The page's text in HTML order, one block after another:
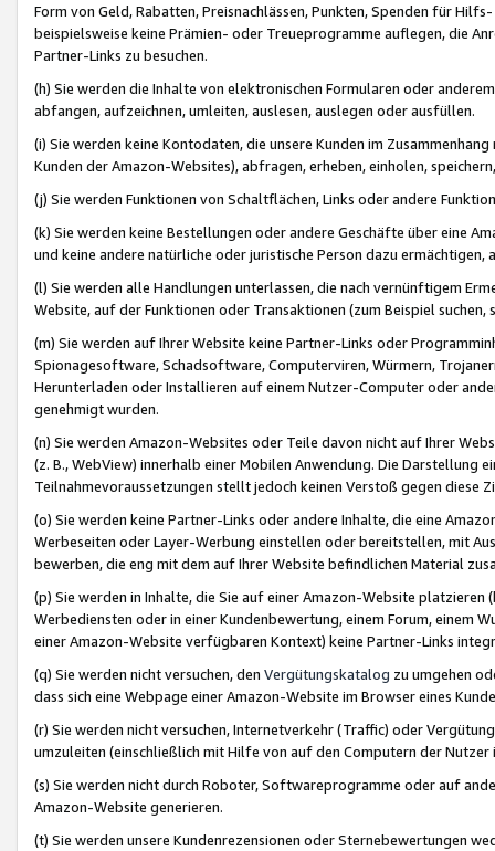
Form von Geld, Rabatten, Preisnachlässen, Punkten, Spenden für
beispielsweise keine Prämien- oder Treueprogramme auflegen, die
Partner-Links zu besuchen.
(h) Sie werden die Inhalte von elektronischen Formularen oder
abfangen, aufzeichnen, umleiten, auslesen, auslegen oder ausfüllen.
(i) Sie werden keine Kontodaten, die unsere Kunden im
Kunden der Amazon-Websites), abfragen, erheben, einholen,
(j) Sie werden Funktionen von Schaltflächen, Links oder andere
(k) Sie werden keine Bestellungen oder andere Geschäfte über eine
und keine andere natürliche oder juristische Person dazu
(l) Sie werden alle Handlungen unterlassen, die nach vernünftigem
Website, auf der Funktionen oder Transaktionen (zum Beispiel
(m) Sie werden auf Ihrer Website keine Partner-Links oder
Spionagesoftware, Schadsoftware, Computerviren, Würmern,
Herunterladen oder Installieren auf einem Nutzer-Computer oder
genehmigt wurden.
(n) Sie werden Amazon-Websites oder Teile davon nicht auf Ihrer
(z. B., WebView) innerhalb einer Mobilen Anwendung. Die Darstellung
Teilnahmevoraussetzungen stellt jedoch keinen Verstoß gegen diese
(o) Sie werden keine Partner-Links oder andere Inhalte, die eine
Werbeseiten oder Layer-Werbung einstellen oder bereitstellen, mit
bewerben, die eng mit dem auf Ihrer Website befindlichen Material
(p) Sie werden in Inhalte, die Sie auf einer Amazon-Website
Werbediensten oder in einer Kundenbewertung, einem Forum, einem
einer Amazon-Website verfügbaren Kontext) keine Partner-Links
(q) Sie werden nicht versuchen, den Vergütungskatalog zu umgehen
dass sich eine Webpage einer Amazon-Website im Browser eines
(r) Sie werden nicht versuchen, Internetverkehr (Traffic) oder
umzuleiten (einschließlich mit Hilfe von auf den Computern der
(s) Sie werden nicht durch Roboter, Softwareprogramme oder auf
Amazon-Website generieren.
(t) Sie werden unsere Kundenrezensionen oder Sternebewertungen